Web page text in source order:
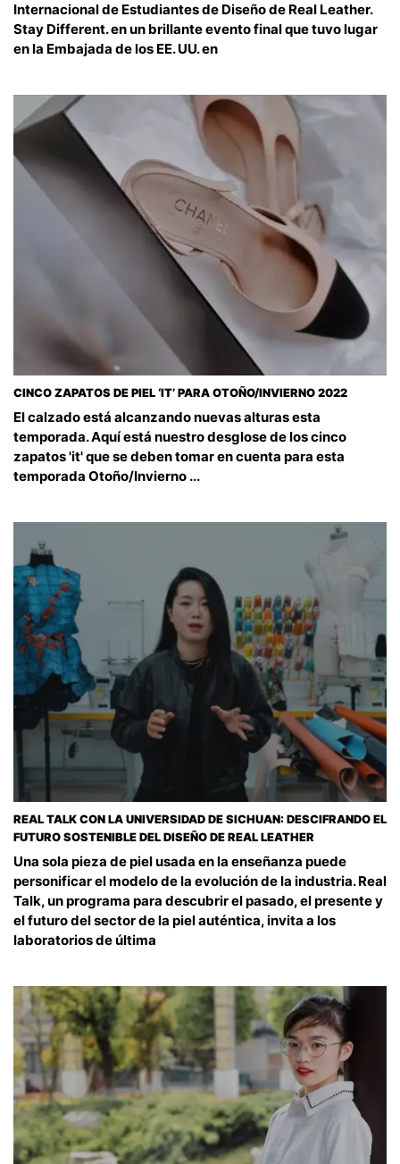
Internacional de Estudiantes de Diseño de Real Leather.
Stay Different. en un brillante evento final que tuvo lugar
en la Embajada de los EE. UU. en
CINCO ZAPATOS DE PIEL ‘IT’ PARA OTOÑO/INVIERNO 2022
El calzado está alcanzando nuevas alturas esta
temporada. Aquí está nuestro desglose de los cinco
zapatos 'it' que se deben tomar en cuenta para esta
temporada Otoño/Invierno ...
REAL TALK CON LA UNIVERSIDAD DE SICHUAN: DESCIFRANDO EL
FUTURO SOSTENIBLE DEL DISEÑO DE REAL LEATHER
Una sola pieza de piel usada en la enseñanza puede
personificar el modelo de la evolución de la industria. Real
Talk, un programa para descubrir el pasado, el presente y
el futuro del sector de la piel auténtica, invita a los
laboratorios de última